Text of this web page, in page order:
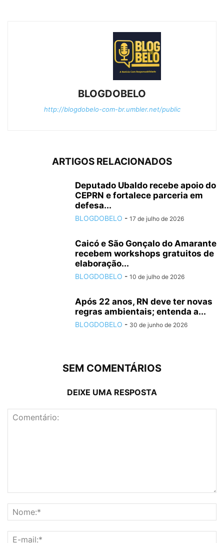
BLOGDOBELO
http://blogdobelo-com-br.umbler.net/public
ARTIGOS RELACIONADOS
Deputado Ubaldo recebe apoio do
CEPRN e fortalece parceria em
defesa...
BLOGDOBELO - 17 de julho de 2026
Caicó e São Gonçalo do Amarante
recebem workshops gratuitos de
elaboração...
BLOGDOBELO - 10 de julho de 2026
Após 22 anos, RN deve ter novas
regras ambientais; entenda a...
BLOGDOBELO - 30 de junho de 2026
SEM COMENTÁRIOS
DEIXE UMA RESPOSTA